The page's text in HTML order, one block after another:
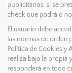
publicitarios, si se
check que podrá o
El usuario debe
las normas de orden
Política de Cookies y
realiza bajo la propia
responderá en todo